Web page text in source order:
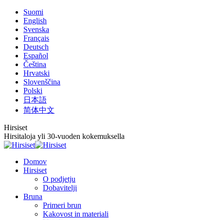
Skip
content
Suomi
English
Svenska
Français
Deutsch
Español
Čeština
Hrvatski
Slovenščina
Polski
日本語
简体中文
Hirsiset
Hirsitaloja yli 30-vuoden kokemuksella
Domov
Hirsiset
O podjetju
Dobavitelji
Bruna
Primeri brun
Kakovost in materiali